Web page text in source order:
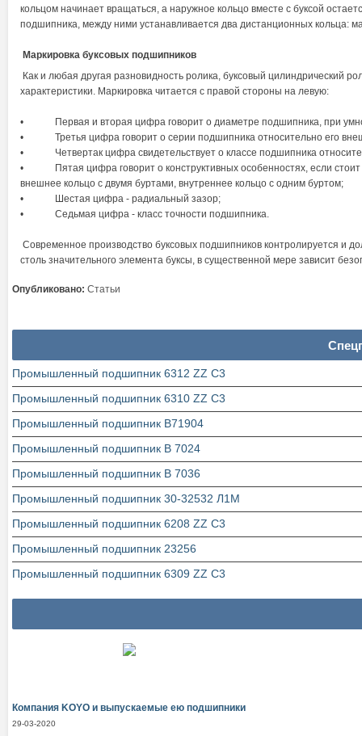
кольцом начинает вращаться, а наружное кольцо вместе с буксой
подшипника, между ними устанавливается два дистанционных кольца:
Маркировка буксовых подшипников
Как и любая другая разновидность ролика, буксовый цилиндрический
характеристики. Маркировка читается с правой стороны на левую:
• Первая и вторая цифра говорит о диаметре подшипника, при
• Третья цифра говорит о серии подшипника относительно его
• Четвертак цифра свидетельствует о классе подшипника
• Пятая цифра говорит о конструктивных особенностях, если стоит
внешнее кольцо с двумя буртами, внутреннее кольцо с одним буртом;
• Шестая цифра - радиальный зазор;
• Седьмая цифра - класс точности подшипника.
Современное производство буксовых подшипников контролируется и
столь значительного элемента буксы, в существенной мере зависит
Опубликовано: Статьи
Промышленный подшипник 6312 ZZ C3
Промышленный подшипник 6310 ZZ C3
Промышленный подшипник В71904
Промышленный подшипник В 7024
Промышленный подшипник В 7036
Промышленный подшипник 30-32532 Л1М
Промышленный подшипник 6208 ZZ C3
Промышленный подшипник 23256
Промышленный подшипник 6309 ZZ C3
Компания KOYO и выпускаемые ею подшипники
29-03-2020